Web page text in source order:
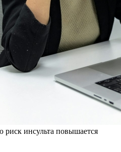
риск инсульта повышается